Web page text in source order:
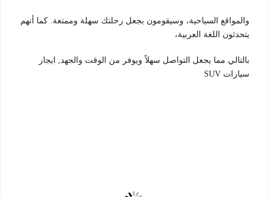
والمواقع السياحية، وسيقومون بجعل رحلتك سهلة وممتعة. كما أنهم
يتحدثون اللغة العربية،
بالتالي مما يجعل التواصل سهلاً ويوفر من الوقت والجهد, ايجار
سيارات SUV